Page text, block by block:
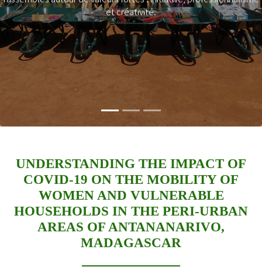
et créativité.
UNDERSTANDING THE IMPACT OF
COVID-19 ON THE MOBILITY OF
WOMEN AND VULNERABLE
HOUSEHOLDS IN THE PERI-URBAN
AREAS OF ANTANANARIVO,
MADAGASCAR